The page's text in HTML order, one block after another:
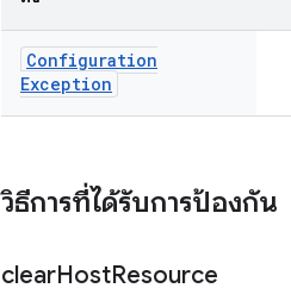
Configuration
Exception
วิธีการที่ได้รับการป้องกัน
clearHostResource